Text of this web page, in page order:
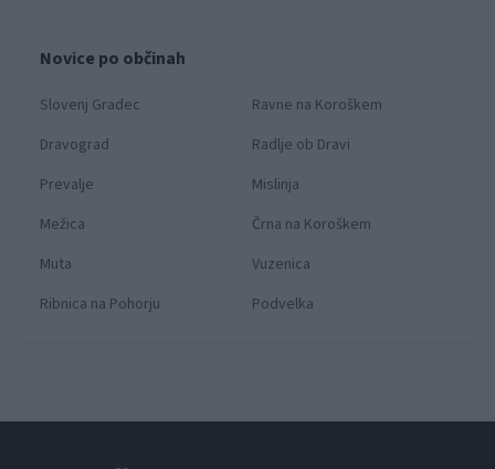
Novice po občinah
Slovenj Gradec
Ravne na Koroškem
Dravograd
Radlje ob Dravi
Prevalje
Mislinja
Mežica
Črna na Koroškem
Muta
Vuzenica
Ribnica na Pohorju
Podvelka